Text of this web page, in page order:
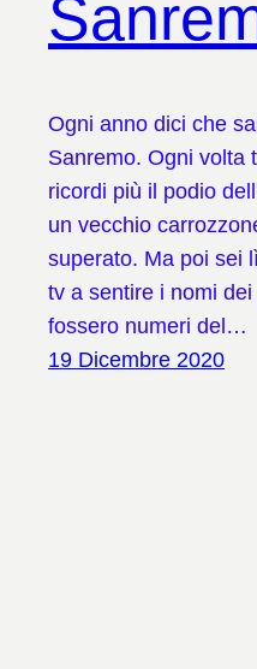
Ogni anno dici che
Sanremo. Ogni volta
ricordi più il podio
un vecchio
superato. Ma poi sei
tv a sentire i nomi
fossero numeri del…
19 Dicembre 2020